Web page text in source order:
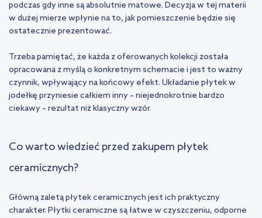
podczas gdy inne są absolutnie matowe. Decyzja w tej materii
w dużej mierze wpłynie na to, jak pomieszczenie będzie się
ostatecznie prezentować.
Trzeba pamiętać, że każda z oferowanych kolekcji została
opracowana z myślą o konkretnym schemacie i jest to ważny
czynnik, wpływający na końcowy efekt. Układanie płytek w
jodełkę przyniesie całkiem inny – niejednokrotnie bardzo
ciekawy – rezultat niż klasyczny wzór.
Co warto wiedzieć przed zakupem płytek
ceramicznych?
Główną zaletą płytek ceramicznych jest ich praktyczny
charakter. Płytki ceramiczne są łatwe w czyszczeniu, odporne